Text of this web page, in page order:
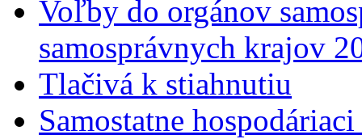
Voľby do orgánov
samosprávnych krajov
Tlačivá k stiahnutiu
Samostatne